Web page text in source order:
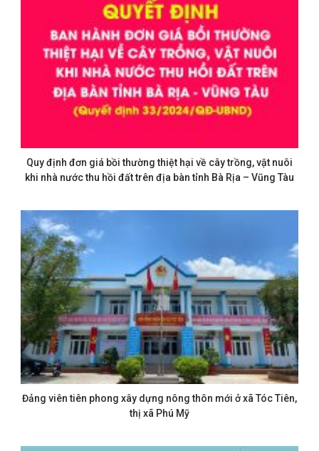
Quy định đơn giá bồi thường thiệt hại về cây trồng, vật nuôi
khi nhà nước thu hồi đất trên địa bàn tỉnh Bà Rịa – Vũng Tàu
Đảng viên tiên phong xây dựng nông thôn mới ở xã Tóc Tiên,
thị xã Phú Mỹ